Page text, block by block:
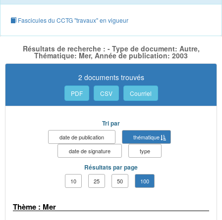
Fascicules du CCTG "travaux" en vigueur
Résultats de recherche : - Type de document: Autre,
Thématique: Mer, Année de publication: 2003
2 documents trouvés
PDF CSV Courriel
Tri par
date de publication
thématique
date de signature
type
Résultats par page
10 25 50 100
Thème : Mer